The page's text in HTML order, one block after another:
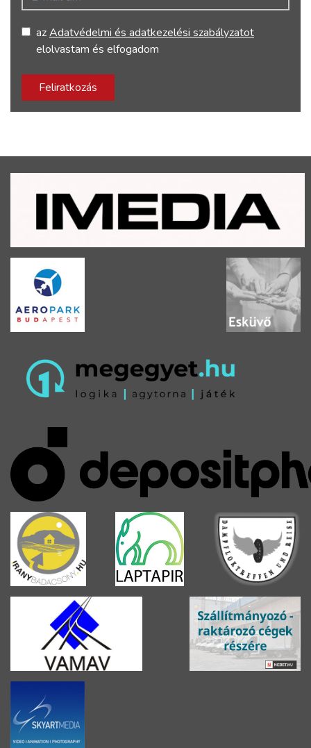
azAdatvédelmi és adatkezelési szabályzatot
elolvastam és elfogadom
Feliratkozás